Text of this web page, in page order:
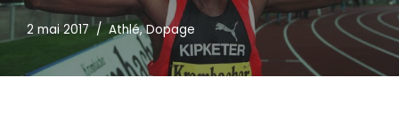
2 mai 2017 Athlé,Dopage